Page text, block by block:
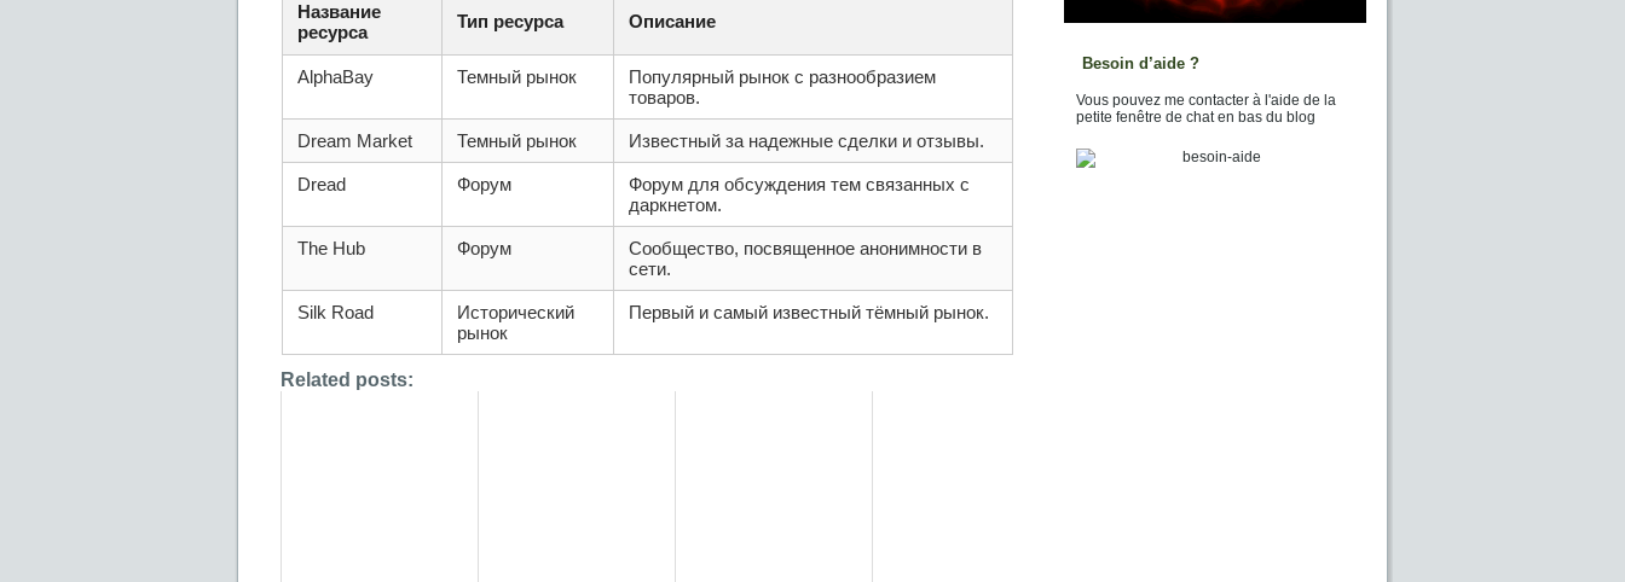
Название
ресурса
Тип ресурса Описание
AlphaBay Темный рынок
Популярный рынок с разнообразием
товаров.
Dream Market Темный рынок Известный за надежные сделки и отзывы.
Dread Форум
Форум для обсуждения тем связанных с
даркнетом.
The Hub Форум
Сообщество, посвященное анонимности в
сети.
Silk Road
Исторический
рынок
Первый и самый известный тёмный рынок.
Related posts:
Besoin d’aide ?
Vous pouvez me contacter à l'aide de la
petite fenêtre de chat en bas du blog